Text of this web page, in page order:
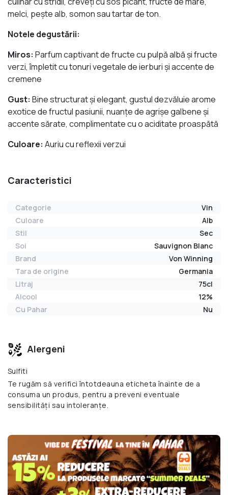
melci, pește alb, somon sau tartar de ton.
Notele degustării:
Miros: Parfum captivant de fructe cu pulpă albă și fructe
verzi, împletit cu tonuri vegetale de ierburi și accente de
cremene
Gust: Bine structurat şi elegant, gustul dezvăluie arome
exotice de fructul pasiunii, nuanţe de agrișe galbene și
accente sărate, complimentate cu o aciditate proaspătă
Culoare: Auriu cu reflexii verzui
Caracteristici
Categorie
Vin
Culoare
Alb
Stil
Sec
Soi
Sauvignon Blanc
Brand
Von Winning
Tara de origine
Germania
Litraj
75cl
Alcool
12%
Cu Pahar
Nu
Alergeni
Sulfiti
Te rugăm să verifici întotdeauna eticheta înainte de a
consuma un produs, pentru a preveni eventuale
sensibilități sau intoleranțe.